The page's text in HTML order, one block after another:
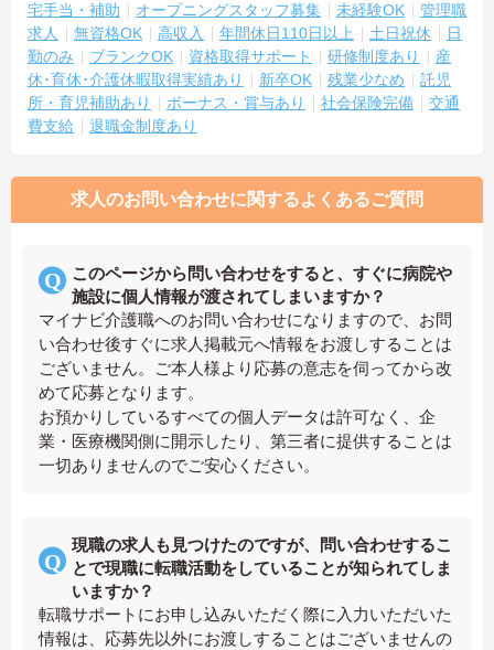
宅手当・補助
オープニングスタッフ募集 未経験OK
管理職
求人
無資格OK 高収入 年間休日110日以上 土日祝休
日
勤のみ
ブランクOK 資格取得サポート 研修制度あり
産
休･育休･介護休暇取得実績あり
新卒OK 残業少なめ
託児
所・育児補助あり
ボーナス・賞与あり 社会保険完備
交通
費支給
退職金制度あり
求人のお問い合わせに関するよくあるご質問
このページから問い合わせをすると、すぐに病院や
施設に個人情報が渡されてしまいますか？
マイナビ介護職へのお問い合わせになりますので、お問
い合わせ後すぐに求人掲載元へ情報をお渡しすることは
ございません。ご本人様より応募の意志を伺ってから改
めて応募となります。
お預かりしているすべての個人データは許可なく、企
業・医療機関側に開示したり、第三者に提供することは
一切ありませんのでご安心ください。
現職の求人も見つけたのですが、問い合わせするこ
とで現職に転職活動をしていることが知られてしま
いますか？
転職サポートにお申し込みいただく際に入力いただいた
情報は、応募先以外にお渡しすることはございませんの